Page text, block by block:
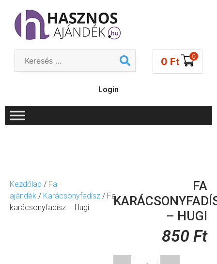
0 Ft 0
Login
Kezdőlap / Fa
ajándék / Karácsonyfadísz / Fa
karácsonyfadísz – Hugi
FA
– HUGI
850 Ft